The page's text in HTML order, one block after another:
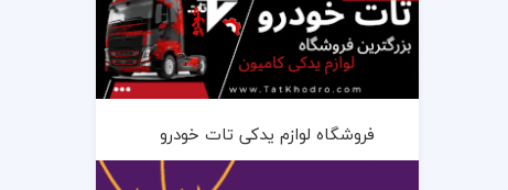
فروشگاه لوازم یدکی تات خودرو